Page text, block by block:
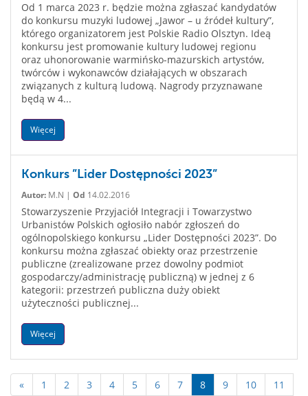
Od 1 marca 2023 r. będzie można zgłaszać kandydatów
do konkursu muzyki ludowej „Jawor – u źródeł kultury”,
którego organizatorem jest Polskie Radio Olsztyn. Ideą
konkursu jest promowanie kultury ludowej regionu
oraz uhonorowanie warmińsko-mazurskich artystów,
twórców i wykonawców działających w obszarach
związanych z kulturą ludową. Nagrody przyznawane
będą w 4...
Więcej
Konkurs ”Lider Dostępności 2023”
Autor: M.N | Od 14.02.2016
Stowarzyszenie Przyjaciół Integracji i Towarzystwo
Urbanistów Polskich ogłosiło nabór zgłoszeń do
ogólnopolskiego konkursu „Lider Dostępności 2023”. Do
konkursu można zgłaszać obiekty oraz przestrzenie
publiczne (zrealizowane przez dowolny podmiot
gospodarczy/administrację publiczną) w jednej z 6
kategorii: przestrzeń publiczna duży obiekt
użyteczności publicznej...
Więcej
« 1 2 3 4 5 6 7 8 9 10 11